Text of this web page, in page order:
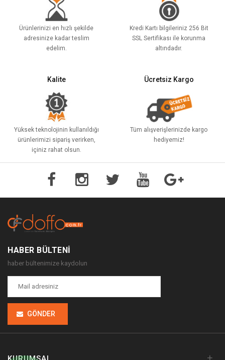
Ürünlerinizi en hızlı şekilde
adresinize kadar teslim
edelim.
Kredi Kartı bilgileriniz 256 Bit
SSL Sertifikası ile korunma
altındadır.
Kalite
Yüksek teknolojinin kullanıldığı
ürünlerimizi sipariş verirken,
içiniz rahat olsun.
Ücretsiz Kargo
Tüm alışverişlerinizde kargo
hediyemiz!
HABER BÜLTENI
haber bültenimize kaydolun
GÖNDER
+